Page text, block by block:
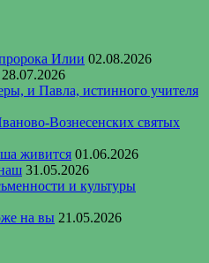
Илии 02.08.2026
28.07.2026
и Павла, истинного учителя
Вознесенских святых
живится 01.06.2026
31.05.2026
и культуры
на вы 21.05.2026